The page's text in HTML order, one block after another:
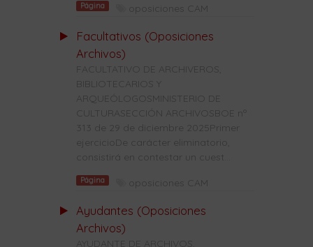
Página oposiciones CAM
Facultativos (Oposiciones
Archivos)
FACULTATIVO DE ARCHIVEROS,
BIBLIOTECARIOS Y
ARQUEÓLOGOSMINISTERIO DE
CULTURASECCIÓN ARCHIVOSBOE nº
313 de 29 de diciembre 2025Primer
ejercicioDe carácter eliminatorio,
consistirá en contestar un cuest...
Página oposiciones CAM
Ayudantes (Oposiciones
Archivos)
AYUDANTE DE ARCHIVOS,